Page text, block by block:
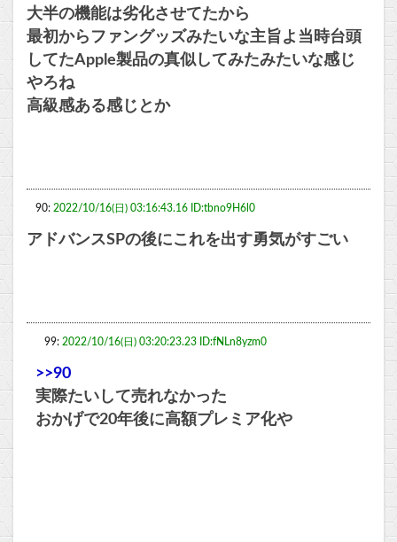
大半の機能は劣化させてたから
最初からファングッズみたいな主旨よ当時台頭
してたApple製品の真似してみたみたいな感じ
やろね
高級感ある感じとか
90: 2022/10/16(日) 03:16:43.16 ID:tbno9H6l0
アドバンスSPの後にこれを出す勇気がすごい
99: 2022/10/16(日) 03:20:23.23 ID:fNLn8yzm0
>>90
実際たいして売れなかった
おかげで20年後に高額プレミア化や